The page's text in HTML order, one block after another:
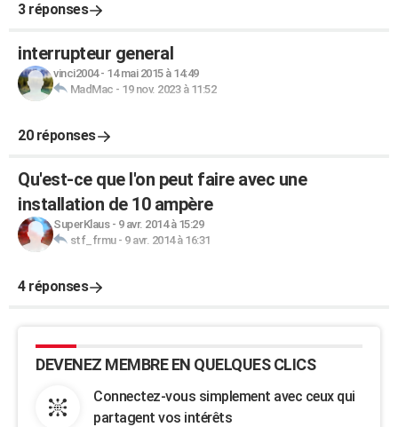
3 réponses
interrupteur general
vinci2004- 14 mai 2015 à 14:49
MadMac - 19 nov. 2023 à 11:52
20 réponses
Qu'est-ce que l'on peut faire avec une
installation de 10 ampère
SuperKlaus- 9 avr. 2014 à 15:29
stf_frmu- 9 avr. 2014 à 16:31
4 réponses
DEVENEZ MEMBRE EN QUELQUES CLICS
Connectez-vous simplement avec ceux qui
partagent vos intérêts